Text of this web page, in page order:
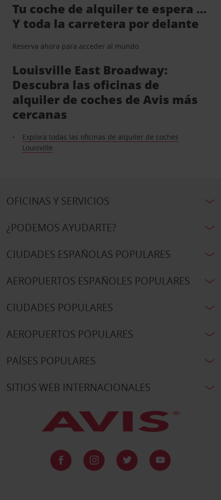
Tu coche de alquiler te espera …
Y toda la carretera por delante
Reserva ahora para acceder al mundo.
Louisville East Broadway:
Descubra las oficinas de
alquiler de coches de Avis más
cercanas
Explora todas las oficinas de alquiler de coches
Louisville
OFICINAS Y SERVICIOS
¿PODEMOS AYUDARTE?
CIUDADES ESPAÑOLAS POPULARES
AEROPUERTOS ESPAÑOLES POPULARES
CIUDADES POPULARES
AEROPUERTOS POPULARES
PAÍSES POPULARES
SITIOS WEB INTERNACIONALES